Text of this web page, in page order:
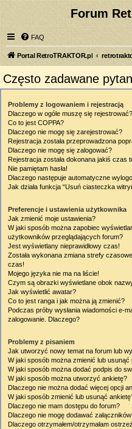
Forum
FAQ
Portal RetroTRAKTOR.pl
Często zadawane
Problemy z logowaniem i rejestracją
Dlaczego w ogóle muszę się rejestrować?
Co to jest COPPA?
Dlaczego nie mogę się zarejestrować?
Rejestracja została przeprowadzona
Dlaczego nie mogę się zalogować?
Rejestracja została dokonana jakiś czas
Nie pamiętam hasła!
Dlaczego następuje automatyczne
Jak działa funkcja “Usuń ciasteczka
Preferencje i ustawienia użytkownika
Jak zmienić moje ustawienia?
W jaki sposób można zapobiec
użytkowników przeglądających forum?
Jest wyświetlany nieprawidłowy czas!
Została wykonana zmiana strefy
czas!
Mojego języka nie ma na liście!
Czym są obrazki wyświetlane obok
Jak wyświetlić awatar?
Co to jest ranga i jak można ją zmienić?
Podczas próby wysłania wiadomości e-
zalogowanie. Dlaczego?
Problemy z pisaniem
Jak utworzyć nowy temat na forum lub
W jaki sposób można zmienić lub usunąć
W jaki sposób można dodać podpis do
W jaki sposób można utworzyć ankietę?
Dlaczego nie można dodać więcej opcji
W jaki sposób zmienić lub usunąć
Dlaczego nie mam dostępu do forum?
Dlaczego nie mogę dodawać
Dlaczego otrzymałem/otrzymałam